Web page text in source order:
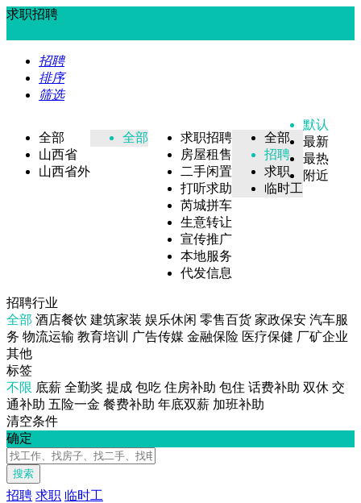
求职招聘
招聘
排序
筛选
全部
山西省
山西省外
全部
求职招聘
房屋租售
二手闲置
打听求助
芮城拼车
生意转让
宣传推广
本地服务
代发信息
全部
招聘
求职
临时工
默认
最新
最热
附近
招聘行业
全部 酒店餐饮 建筑家装 娱乐休闲 零售百货 家政保安 汽车服
务 物流运输 教育培训 广告传媒 金融保险 医疗保健 厂矿企业
其他
标签
不限 底薪 全勤奖 提成 包吃 住房补助 包住 话费补助 双休 交
通补助 五险一金 餐费补助 年底双薪 加班补助
清空条件
确定
搜索
招聘 求职 临时工